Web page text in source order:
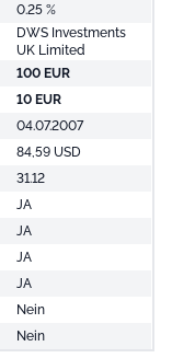
0.25 %
DWS Investments
UK Limited
100 EUR
10 EUR
04.07.2007
84,59 USD
31.12
JA
JA
JA
JA
Nein
Nein